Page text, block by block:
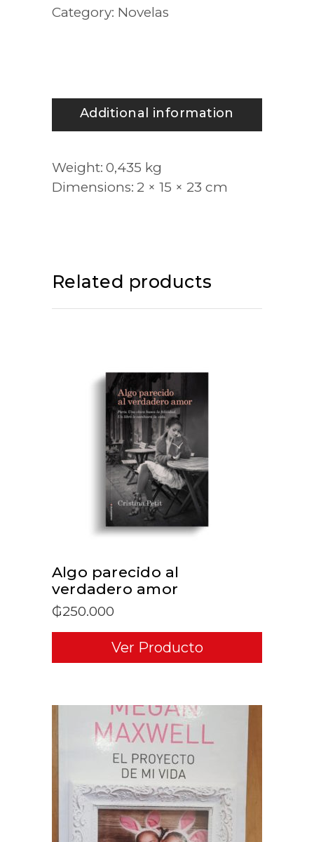
Category: Novelas
Additional information
Weight 0,435 kg
Dimensions 2 × 15 × 23 cm
Related products
ADD TO CART
Algo parecido al
verdadero amor
₲250.000
Ver Producto
ADD TO CART